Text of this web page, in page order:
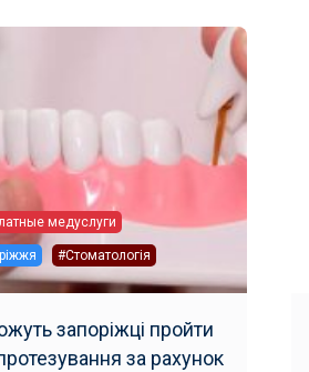
медуслуги
#Стоматологія
запоріжці пройти
за рахунок